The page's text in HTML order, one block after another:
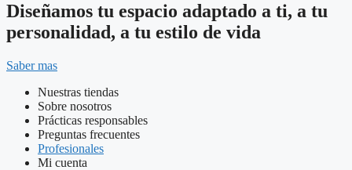
Diseñamos tu espacio adaptado a ti, a tu
personalidad, a tu estilo de vida
Saber mas
Nuestras tiendas
Sobre nosotros
Prácticas responsables
Preguntas frecuentes
Profesionales
Mi cuenta